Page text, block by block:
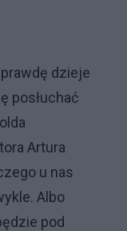
dzieje
posłuchać
Artura
u nas
Albo
pod